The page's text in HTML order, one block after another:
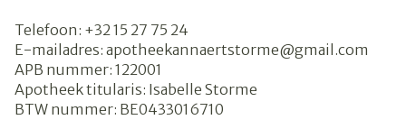
Telefoon: +32 15 27 75 24
E-mailadres: apotheekannaertstorme@gmail.com
APB nummer: 122001
Apotheek titularis: Isabelle Storme
BTW nummer: BE0433016710